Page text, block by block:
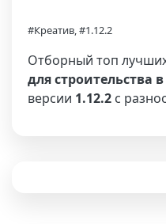
#Креатив, #1.12.2
Отборный топ
для строительства
версии 1.12.2 с